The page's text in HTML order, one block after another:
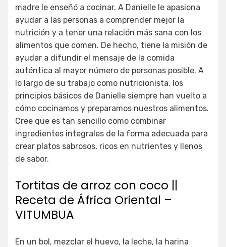
madre le enseñó a cocinar. A Danielle le apasiona
ayudar a las personas a comprender mejor la
nutrición y a tener una relación más sana con los
alimentos que comen. De hecho, tiene la misión de
ayudar a difundir el mensaje de la comida
auténtica al mayor número de personas posible. A
lo largo de su trabajo como nutricionista, los
principios básicos de Danielle siempre han vuelto a
cómo cocinamos y preparamos nuestros alimentos.
Cree que es tan sencillo como combinar
ingredientes integrales de la forma adecuada para
crear platos sabrosos, ricos en nutrientes y llenos
de sabor.
Tortitas de arroz con coco ||
Receta de África Oriental –
VITUMBUA
En un bol, mezclar el huevo, la leche, la harina